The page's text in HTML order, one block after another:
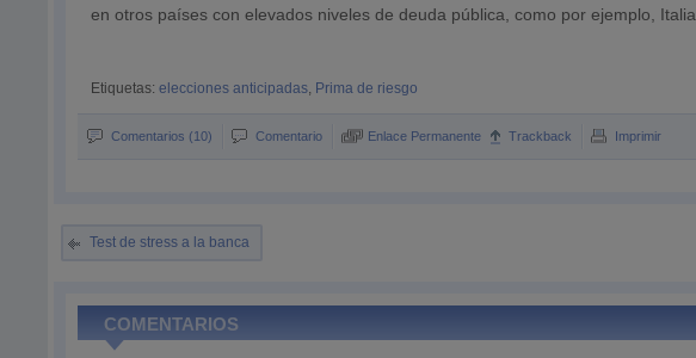
en otros países con elevados niveles de deuda pública, como por ejemplo, Italia.
Etiquetas:elecciones anticipadas, Prima de riesgo
Comentarios (10) Comentario Enlace Permanente Trackback Imprimir
Test de stress a la banca
COMENTARIOS